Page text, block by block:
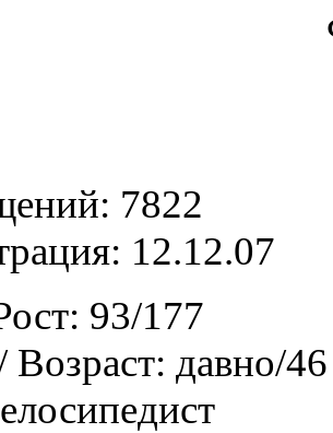
7822
12.12.07
93/177
давно/46